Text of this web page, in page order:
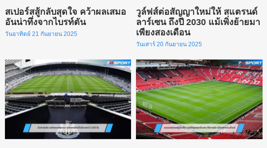
สเปอร์สสู้กลับสุดใจ คว้าผลเสมอ
อันน่าทึ่งจากไบรท์ตัน
วันอาทิตย์ 21 กันยายน 2025
วูล์ฟส์ต่อสัญญาใหม่ให้ สแตรนด์
ลาร์เซน ถึงปี 2030 แม้เพิ่งย้ายมา
เพียงสองเดือน
วันเสาร์ 20 กันยายน 2025